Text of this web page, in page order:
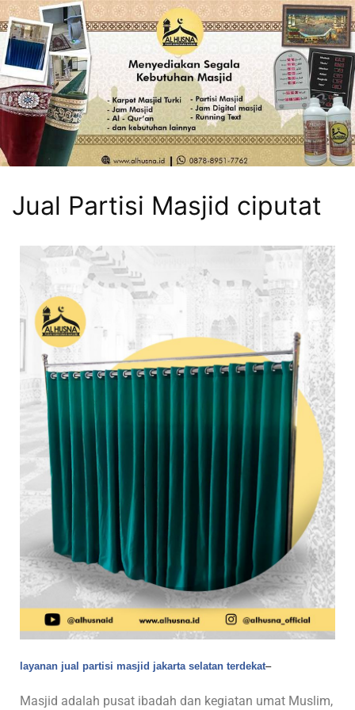
Jual Partisi Masjid ciputat
layanan jual partisi masjid jakarta selatan terdekat–
Masjid adalah pusat ibadah dan kegiatan umat Muslim,